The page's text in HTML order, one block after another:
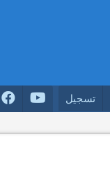
تسجيل